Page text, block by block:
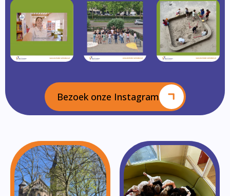
Bezoek onze Instagram